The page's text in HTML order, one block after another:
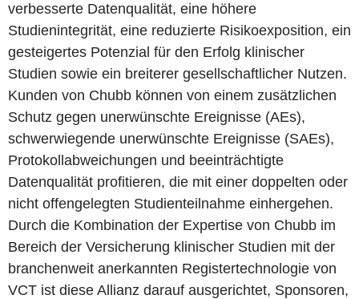
verbesserte Datenqualität, eine höhere
Studienintegrität, eine reduzierte Risikoexposition, ein
gesteigertes Potenzial für den Erfolg klinischer
Studien sowie ein breiterer gesellschaftlicher Nutzen.
Kunden von Chubb können von einem zusätzlichen
Schutz gegen unerwünschte Ereignisse (AEs),
schwerwiegende unerwünschte Ereignisse (SAEs),
Protokollabweichungen und beeinträchtigte
Datenqualität profitieren, die mit einer doppelten oder
nicht offengelegten Studienteilnahme einhergehen.
Durch die Kombination der Expertise von Chubb im
Bereich der Versicherung klinischer Studien mit der
branchenweit anerkannten Registertechnologie von
VCT ist diese Allianz darauf ausgerichtet, Sponsoren,